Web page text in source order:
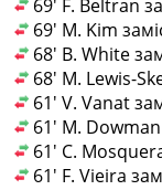
69' F. Beltran
69' M. Kim
68' B. White
68' M. Lewis-
61' V. Vanat
61' M. Dowman
61' C.
61' F. Vieira